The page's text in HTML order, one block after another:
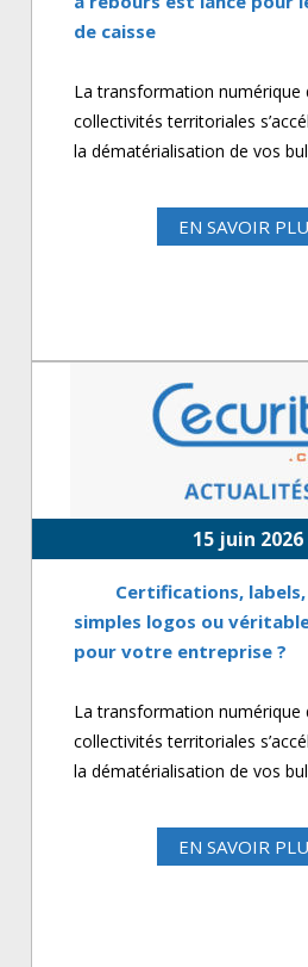
de caisse
La transformation numérique
collectivités territoriales
la dématérialisation de vos
EN SAVOIR
15 juin 2026
Certifications,
simples logos ou
pour votre entreprise ?
La transformation numérique
collectivités territoriales
la dématérialisation de vos
EN SAVOIR